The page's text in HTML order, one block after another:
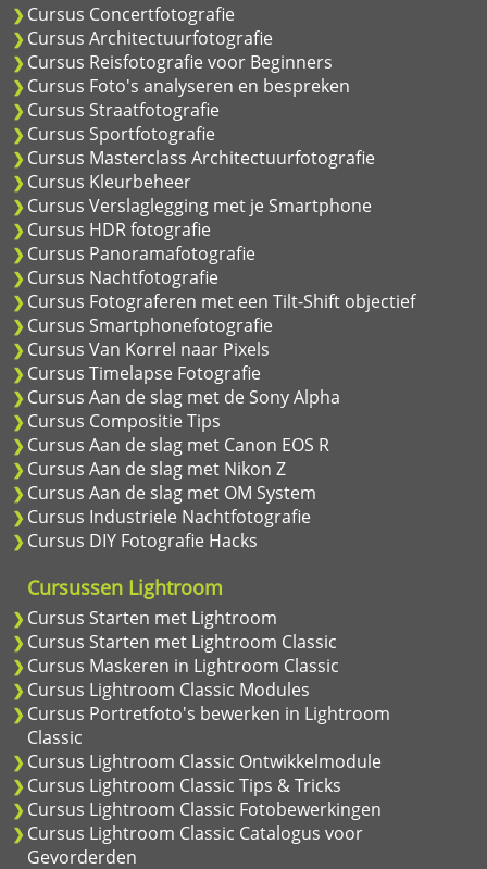
Cursus Concertfotografie
Cursus Architectuurfotografie
Cursus Reisfotografie voor Beginners
Cursus Foto's analyseren en bespreken
Cursus Straatfotografie
Cursus Sportfotografie
Cursus Masterclass Architectuurfotografie
Cursus Kleurbeheer
Cursus Verslaglegging met je Smartphone
Cursus HDR fotografie
Cursus Panoramafotografie
Cursus Nachtfotografie
Cursus Fotograferen met een Tilt-Shift objectief
Cursus Smartphonefotografie
Cursus Van Korrel naar Pixels
Cursus Timelapse Fotografie
Cursus Aan de slag met de Sony Alpha
Cursus Compositie Tips
Cursus Aan de slag met Canon EOS R
Cursus Aan de slag met Nikon Z
Cursus Aan de slag met OM System
Cursus Industriele Nachtfotografie
Cursus DIY Fotografie Hacks
Cursussen Lightroom
Cursus Starten met Lightroom
Cursus Starten met Lightroom Classic
Cursus Maskeren in Lightroom Classic
Cursus Lightroom Classic Modules
Cursus Portretfoto's bewerken in Lightroom
Classic
Cursus Lightroom Classic Ontwikkelmodule
Cursus Lightroom Classic Tips & Tricks
Cursus Lightroom Classic Fotobewerkingen
Cursus Lightroom Classic Catalogus voor
Gevorderden